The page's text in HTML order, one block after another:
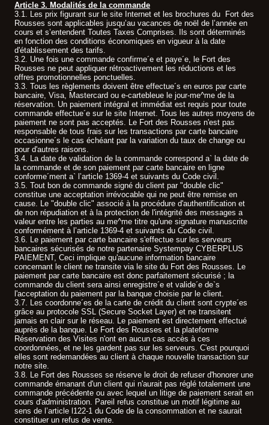
Article 3. Modalités de la commande
3.1. Les prix figurant sur le site Internet et les brochures du Fort des
Rousses sont applicables jusqu’au vacances de noël de l’année en
cours et s’entendent Toutes Taxes Comprises. Ils sont déterminés
en fonction des conditions économiques en vigueur à la date
d'établissement des tarifs.
3.2. Une fois une commande confirme´e et paye´e, le Fort des
Rousses ne peut appliquer rétroactivement les réductions et les
offres promotionnelles ponctuelles.
3.3. Tous les règlements doivent être effectue´s en euros par carte
bancaire, Visa, Mastercard ou e-cartebleue le jour-me^me de la
réservation. Un paiement intégral et immédiat est requis pour toute
commande effectue´e sur le site Internet. Tous les autres moyens de
paiement ne sont pas acceptés. Le Fort des Rousses n'est pas
responsable de tous frais sur les transactions par carte bancaire
occasionne´s le cas échéant par la variation du taux de change ou
pour d'autres raisons.
3.4. La date de validation de la commande correspond a` la date de
la commande et de son paiement par carte bancaire en ligne
conforme´ment a` l’article 1369-4 et suivants du Code civil.
3.5. Tout bon de commande signé du client par "double clic"
constitue une acceptation irrévocable qui ne peut être remise en
cause. Le "double clic" associé à la procédure d'authentification et
de non répudiation et à la protection de l'intégrité des messages a
valeur entre les parties au me^me titre qu'une signature manuscrite
conformément à l’article 1369-4 et suivants du Code civil.
3.6. Le paiement par carte bancaire s'effectue sur les serveurs
bancaires sécurisés de notre partenaire Systempay CYBERPLUS
PAIEMENT, Ceci implique qu'aucune information bancaire
concernant le client ne transite via le site du Fort des Rousses. Le
paiement par carte bancaire est donc parfaitement sécurisé ; la
commande du client sera ainsi enregistre´e et valide´e de`s
l'acceptation du paiement par la banque choisie par le client.
3.7. Les coordonne´es de la carte de crédit du client sont crypte´es
grâce au protocole SSL (Secure Socket Layer) et ne transitent
jamais en clair sur le réseau. Le paiement est directement effectué
auprès de la banque. Le Fort des Rousses et la plateforme
Réservation des Visites n'ont en aucun cas accès à ces
coordonnées, et ne les gardent pas sur les serveurs. C'est pourquoi
elles sont redemandées au client à chaque nouvelle transaction sur
notre site.
3.8. Le Fort des Rousses se réserve le droit de refuser d'honorer une
commande émanant d'un client qui n'aurait pas réglé totalement une
commande précédente ou avec lequel un litige de paiement serait en
cours d'administration. Pareil refus constitue un motif légitime au
sens de l’article l122-1 du Code de la consommation et ne saurait
constituer un refus de vente.